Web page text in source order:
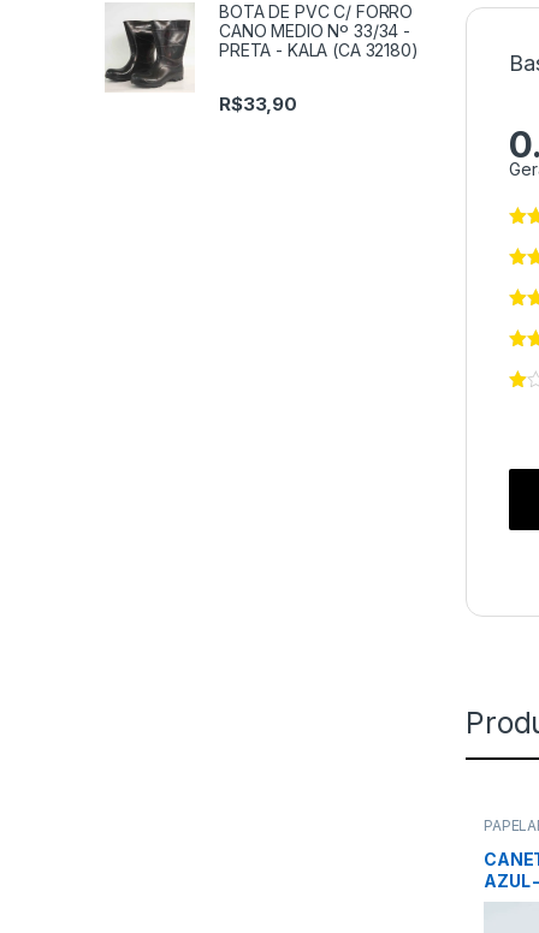
AZUL
BOTA DE PVC C/ FORRO
CANO MEDIO Nº 33/34 -
PRETA - KALA (CA 32180)
R$33,90